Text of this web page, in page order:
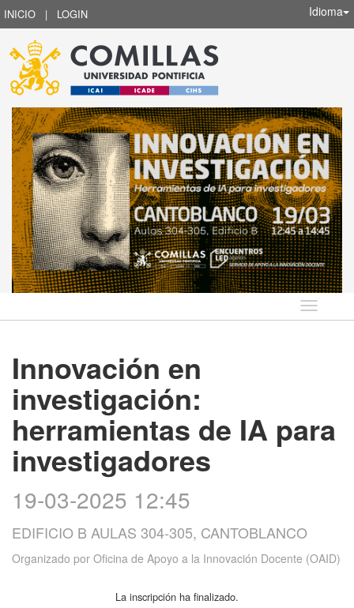
INICIO | LOGIN Idioma
Idioma
Innovación en
investigación:
herramientas de IA para
investigadores
19-03-2025 12:45
EDIFICIO B AULAS 304-305, CANTOBLANCO
Organizado por Oficina de Apoyo a la Innovación Docente (OAID)
La inscripción ha finalizado.